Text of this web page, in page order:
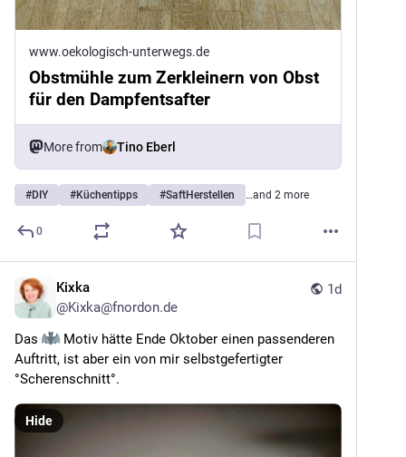
www.oekologisch-unterwegs.de
Obstmühle zum Zerkleinern von Obst
für den Dampfentsafter
More from Tino Eberl
#DIY #Küchentipps #SaftHerstellen …and 2 more
0
1d
Kixka
@Kixka@fnordon.de
Das
Motiv hätte Ende Oktober einen passenderen
Auftritt, ist aber ein von mir selbstgefertigter
°Scherenschnitt°.
Hide